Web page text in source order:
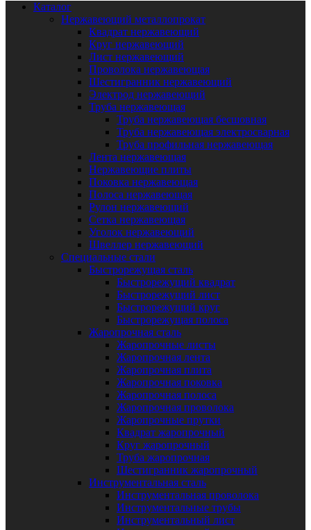
Каталог
Нержавеющий металлопрокат
Квадрат нержавеющий
Круг нержавеющий
Лист нержавеющий
Проволока нержавеющая
Шестигранник нержавеющий
Электрод нержавеющий
Труба нержавеющая
Труба нержавеющая бесшовная
Труба нержавеющая электросварная
Труба профильная нержавеющая
Лента нержавеющая
Нержавеющие плиты
Поковка нержавеющая
Полоса нержавеющая
Рулон нержавеющий
Сетка нержавеющая
Уголок нержавеющий
Швеллер нержавеющий
Специальные стали
Быстрорежущая сталь
Быстрорежущий квадрат
Быстрорежущий лист
Быстрорежущий круг
Быстрорежущая полоса
Жаропрочная сталь
Жаропрочные листы
Жаропрочная лента
Жаропрочная плита
Жаропрочная поковка
Жаропрочная полоса
Жаропрочная проволока
Жаропрочные прутки
Квадрат жаропрочный
Круг жаропрочный
Труба жаропрочная
Шестигранник жаропрочный
Инструментальная сталь
Инструментальная проволока
Инструментальные трубы
Инструментальный лист